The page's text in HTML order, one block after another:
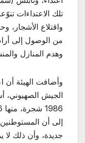
تلك الاعتداءات
واقتلاع الأشجار،
من الوصول إلى
وهدم المنازل
وأضافت الهيئة أن
الجيش الصهيوني،
جديدة، وأن ذلك لا